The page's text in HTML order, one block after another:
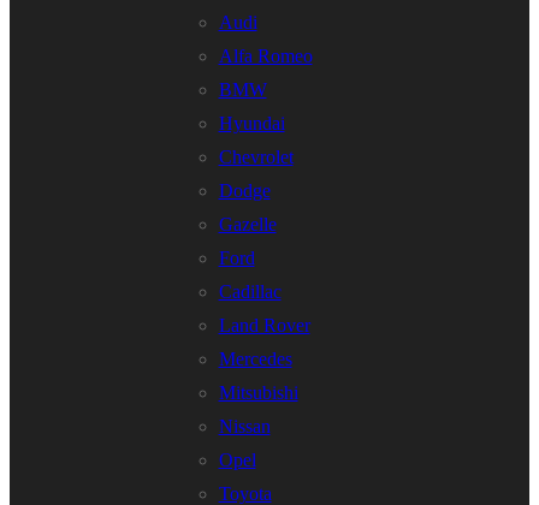
Audi
Alfa Romeo
BMW
Hyundai
Chevrolet
Dodge
Gazelle
Ford
Cadillac
Land Rover
Mercedes
Mitsubishi
Nissan
Opel
Toyota